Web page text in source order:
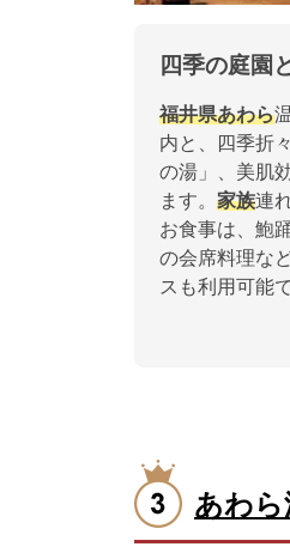
四季の庭園
福井県あわら
内と、四季折
の湯」、美肌
ます。 家族連
お食事は、鮑
の会席料理な
スも利用可能で
あわ